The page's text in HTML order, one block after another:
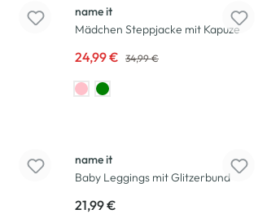
name it
Mädchen Steppjacke mit Kapuze
24,99 € 34,99 €
name it
Baby Leggings mit Glitzerbund
21,99 €